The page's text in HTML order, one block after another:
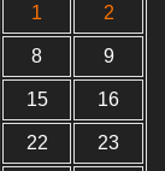
1 2
8 9
15 16
22 23